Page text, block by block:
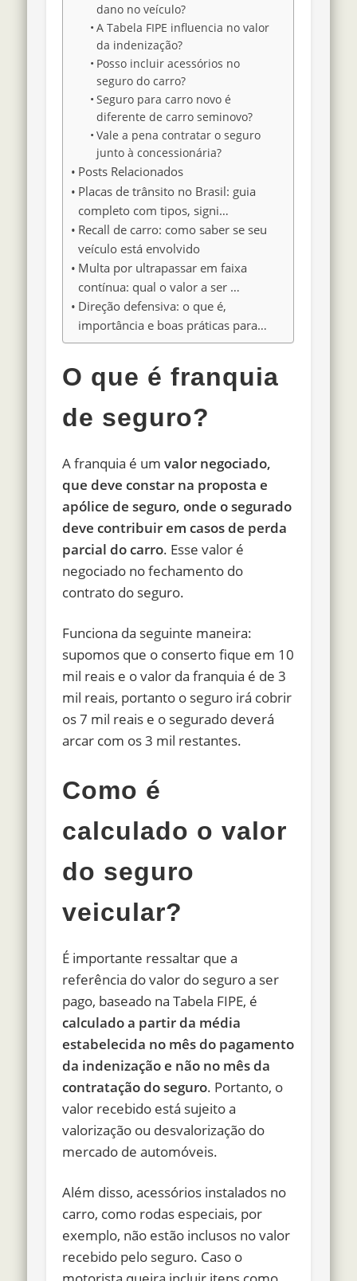
dano no veículo?
A Tabela FIPE influencia no valor
da indenização?
Posso incluir acessórios no
seguro do carro?
Seguro para carro novo é
diferente de carro seminovo?
Vale a pena contratar o seguro
junto à concessionária?
Posts Relacionados
Placas de trânsito no Brasil: guia
completo com tipos, signi…
Recall de carro: como saber se seu
veículo está envolvido
Multa por ultrapassar em faixa
contínua: qual o valor a ser …
Direção defensiva: o que é,
importância e boas práticas para…
O que é franquia
de seguro?
A franquia é umvalor negociado,
que deve constar na proposta e
apólice de seguro, onde o segurado
deve contribuir em casos de perda
parcial do carro. Esse valor é
negociado no fechamento do
contrato do seguro.
Funciona da seguinte maneira:
supomos que o conserto fique em 10
mil reais e o valor da franquia é de 3
mil reais, portanto o seguro irá cobrir
os 7 mil reais e o segurado deverá
arcar com os 3 mil restantes.
Como é
calculado o valor
do seguro
veicular?
É importante ressaltar que a
referência do valor do seguro a ser
pago, baseado na Tabela FIPE, é
calculado a partir da média
estabelecida no mês do pagamento
da indenização e não no mês da
contratação do seguro. Portanto, o
valor recebido está sujeito a
valorização ou desvalorização do
mercado de automóveis.
Além disso, acessórios instalados no
carro, como rodas especiais, por
exemplo, não estão inclusos no valor
recebido pelo seguro. Caso o